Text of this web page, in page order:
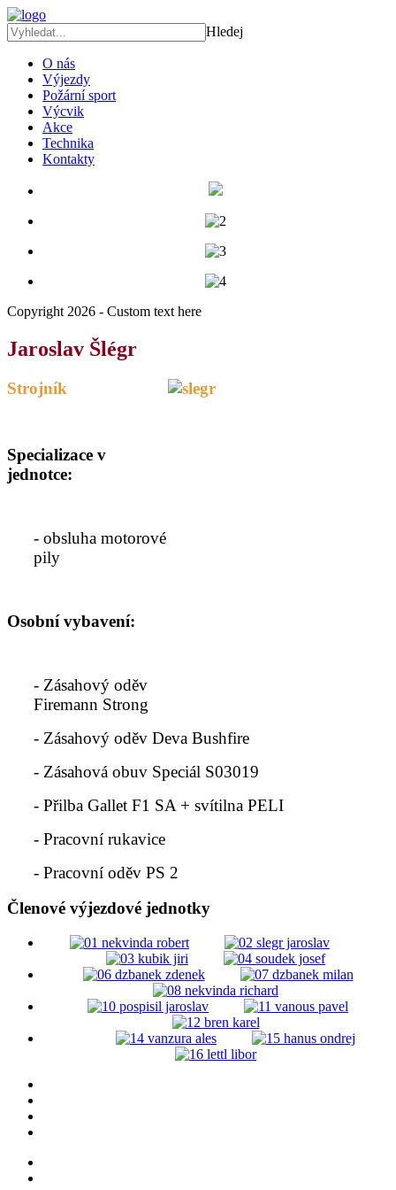
Hledej
O nás
Výjezdy
Požární sport
Výcvik
Akce
Technika
Kontakty
Copyright 2026 - Custom text here
Jaroslav Šlégr
Strojník
Specializace v
jednotce:
- obsluha motorové
pily
Osobní vybavení:
- Zásahový oděv
Firemann Strong
- Zásahový oděv Deva Bushfire
- Zásahová obuv Speciál S03019
- Přilba Gallet F1 SA + svítilna PELI
- Pracovní rukavice
- Pracovní oděv PS 2
Členové výjezdové jednotky